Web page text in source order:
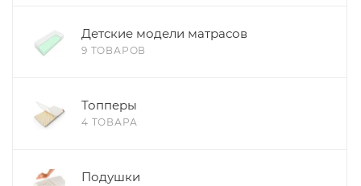
Детские модели матрасов
9 ТОВАРОВ
Топперы
4 ТОВАРА
Подушки